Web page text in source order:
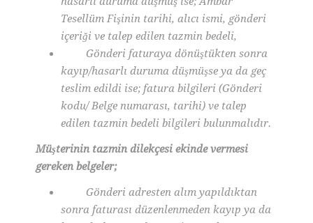
Tesellüm Fişinin tarihi, alıcı ismi, gönderi
içeriği ve talep edilen tazmin bedeli,
Gönderi faturaya dönüştükten sonra
kayıp/hasarlı duruma düşmüşse ya da geç
teslim edildi ise; fatura bilgileri (Gönderi
kodu/ Belge numarası, tarihi) ve talep
edilen tazmin bedeli bilgileri bulunmalıdır.
Müşterinin tazmin dilekçesi ekinde vermesi
gereken belgeler;
Gönderi adresten alım yapıldıktan
sonra faturası düzenlenmeden kayıp ya da